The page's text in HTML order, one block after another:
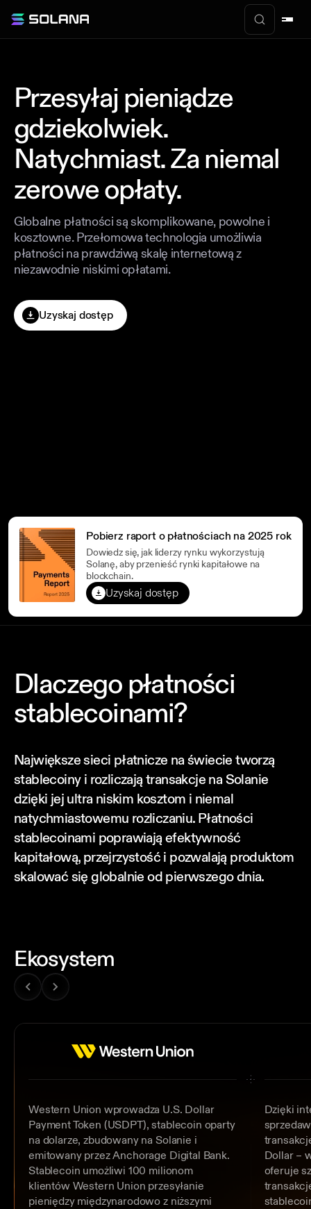
Przesyłaj pieniądze
gdziekolwiek.
Natychmiast. Za niemal
zerowe opłaty.
Globalne płatności są skomplikowane, powolne i
kosztowne. Przełomowa technologia umożliwia
płatności na prawdziwą skalę internetową z
niezawodnie niskimi opłatami.
Uzyskaj dostęp
Pobierz raport o płatnościach na 2025 rok
Dowiedz się, jak liderzy rynku wykorzystują
Solanę, aby przenieść rynki kapitałowe na
blockchain.
Uzyskaj dostęp
Dlaczego płatności
stablecoinami?
Największe sieci płatnicze na świecie tworzą
stablecoiny i rozliczają transakcje na Solanie
dzięki jej ultra niskim kosztom i niemal
natychmiastowemu rozliczaniu. Płatności
stablecoinami poprawiają efektywność
kapitałową, przejrzystość i pozwalają produktom
skalować się globalnie od pierwszego dnia.
Ekosystem
Western Union wprowadza U.S. Dollar
Payment Token (USDPT), stablecoin oparty
na dolarze, zbudowany na Solanie i
emitowany przez Anchorage Digital Bank.
Stablecoin umożliwi 100 milionom
klientów Western Union przesyłanie
pieniędzy międzynarodowo z niższymi
Dzięki
Dollar –
oferuje